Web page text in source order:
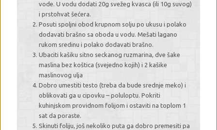
vode. U vodu dodati 20g svežeg kvasca (ili 10g suvog)
i prstohvat šećera.
Posuti spoljni obod krupnom solju po ukusu i polako
dodavati brašno sa oboda u vodu. Mešati lagano
rukom sredinu i polako dodavati brašno.
Ubaciti kašiku sitno seckanog ruzmarina, dve šake
maslina bez koštica (svejedno kojih) i 2 kašike
maslinovog ulja
Dobro umestiti testo (treba da bude srednje meko) i
oblikovati ga u cipovku – poluloptu. Pokriti
kuhinjskom providnom folijom i ostaviti na toplom 1
sat da poraste.
Skinuti foliju, još nekoliko puta ga dobro premesiti pa